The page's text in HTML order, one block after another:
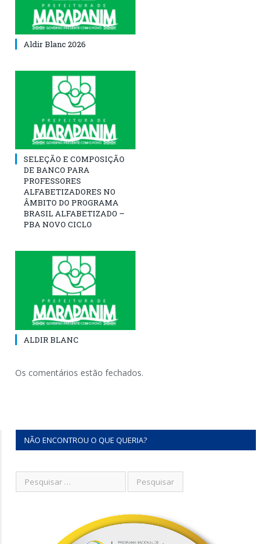
Aldir Blanc 2026
SELEÇÃO E COMPOSIÇÃO
DE BANCO PARA
PROFESSORES
ALFABETIZADORES NO
ÂMBITO DO PROGRAMA
BRASIL ALFABETIZADO –
PBA NOVO CICLO
ALDIR BLANC
Os comentários estão fechados.
NÃO ENCONTROU O QUE QUERIA?